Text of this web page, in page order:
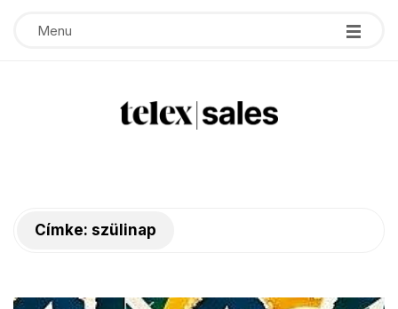
Menu
l
Címke: szülinap